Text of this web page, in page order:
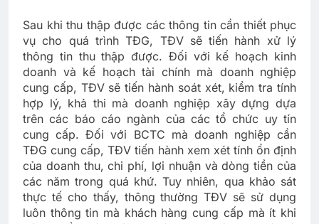
Sau khi thu thập được các thông tin cần thiết phục
vụ cho quá trình TĐG, TĐV sẽ tiến hành xử lý
thông tin thu thập được. Đối với kế hoạch kinh
doanh và kế hoạch tài chính mà doanh nghiệp
cung cấp, TĐV sẽ tiến hành soát xét, kiểm tra tính
hợp lý, khả thi mà doanh nghiệp xây dựng dựa
trên các báo cáo ngành của các tổ chức uy tín
cung cấp. Đối với BCTC mà doanh nghiệp cần
TĐG cung cấp, TĐV tiến hành xem xét tính ổn định
của doanh thu, chi phí, lợi nhuận và dòng tiền của
các năm trong quá khứ. Tuy nhiên, qua khảo sát
thực tế cho thấy, thông thường TĐV sẽ sử dụng
luôn thông tin mà khách hàng cung cấp mà ít khi